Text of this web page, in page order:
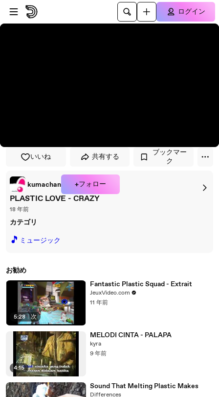
プレイヤーにスキップ
メインコンテンツにスキップ
ログイン
いいね 共有する
ブックマー
ク
kumachan +フォロー
PLASTIC LOVE - CRAZY
18 年前
カテゴリ
🎵 ミュージック
お勧め
5:28 | 次
Fantastic Plastic Squad - Extrait
JeuxVideo.com
11 年前
4:15
MELODI CINTA - PALAPA
kyra
9 年前
Sound That Melting Plastic Makes
Differences